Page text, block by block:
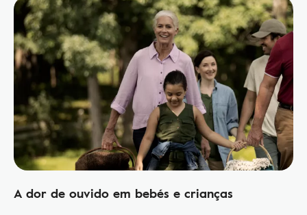
A dor de ouvido em bebés e crianças